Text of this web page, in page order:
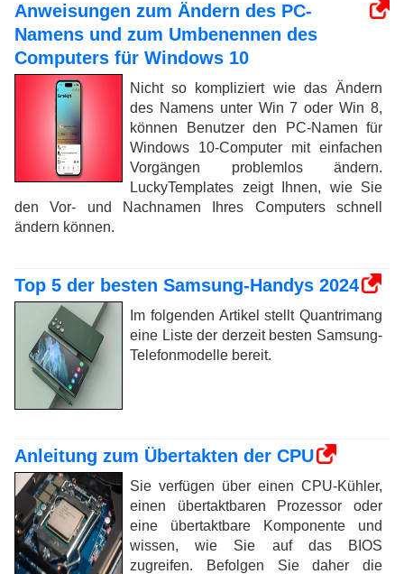
Anweisungen zum Ändern des PC-
Namens und zum Umbenennen des
Computers für Windows 10
Nicht so kompliziert wie das Ändern
des Namens unter Win 7 oder Win 8,
können Benutzer den PC-Namen für
Windows 10-Computer mit einfachen
Vorgängen problemlos ändern.
LuckyTemplates zeigt Ihnen, wie Sie
den Vor- und Nachnamen Ihres Computers schnell
ändern können.
Top 5 der besten Samsung-Handys 2024
Im folgenden Artikel stellt Quantrimang
eine Liste der derzeit besten Samsung-
Telefonmodelle bereit.
Anleitung zum Übertakten der CPU
Sie verfügen über einen CPU-Kühler,
einen übertaktbaren Prozessor oder
eine übertaktbare Komponente und
wissen, wie Sie auf das BIOS
zugreifen. Befolgen Sie daher die